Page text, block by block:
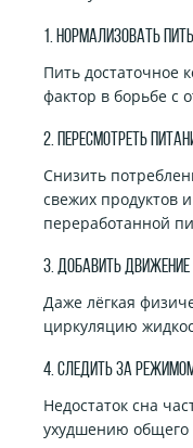
1. Нормализовать
Пить достаточное
фактор в борьбе с
2. Пересмотреть
Снизить
свежих продуктов
переработанной
3. Добавить движение
Даже лёгкая
циркуляцию
4. Следить за
Недостаток сна
ухудшению общего